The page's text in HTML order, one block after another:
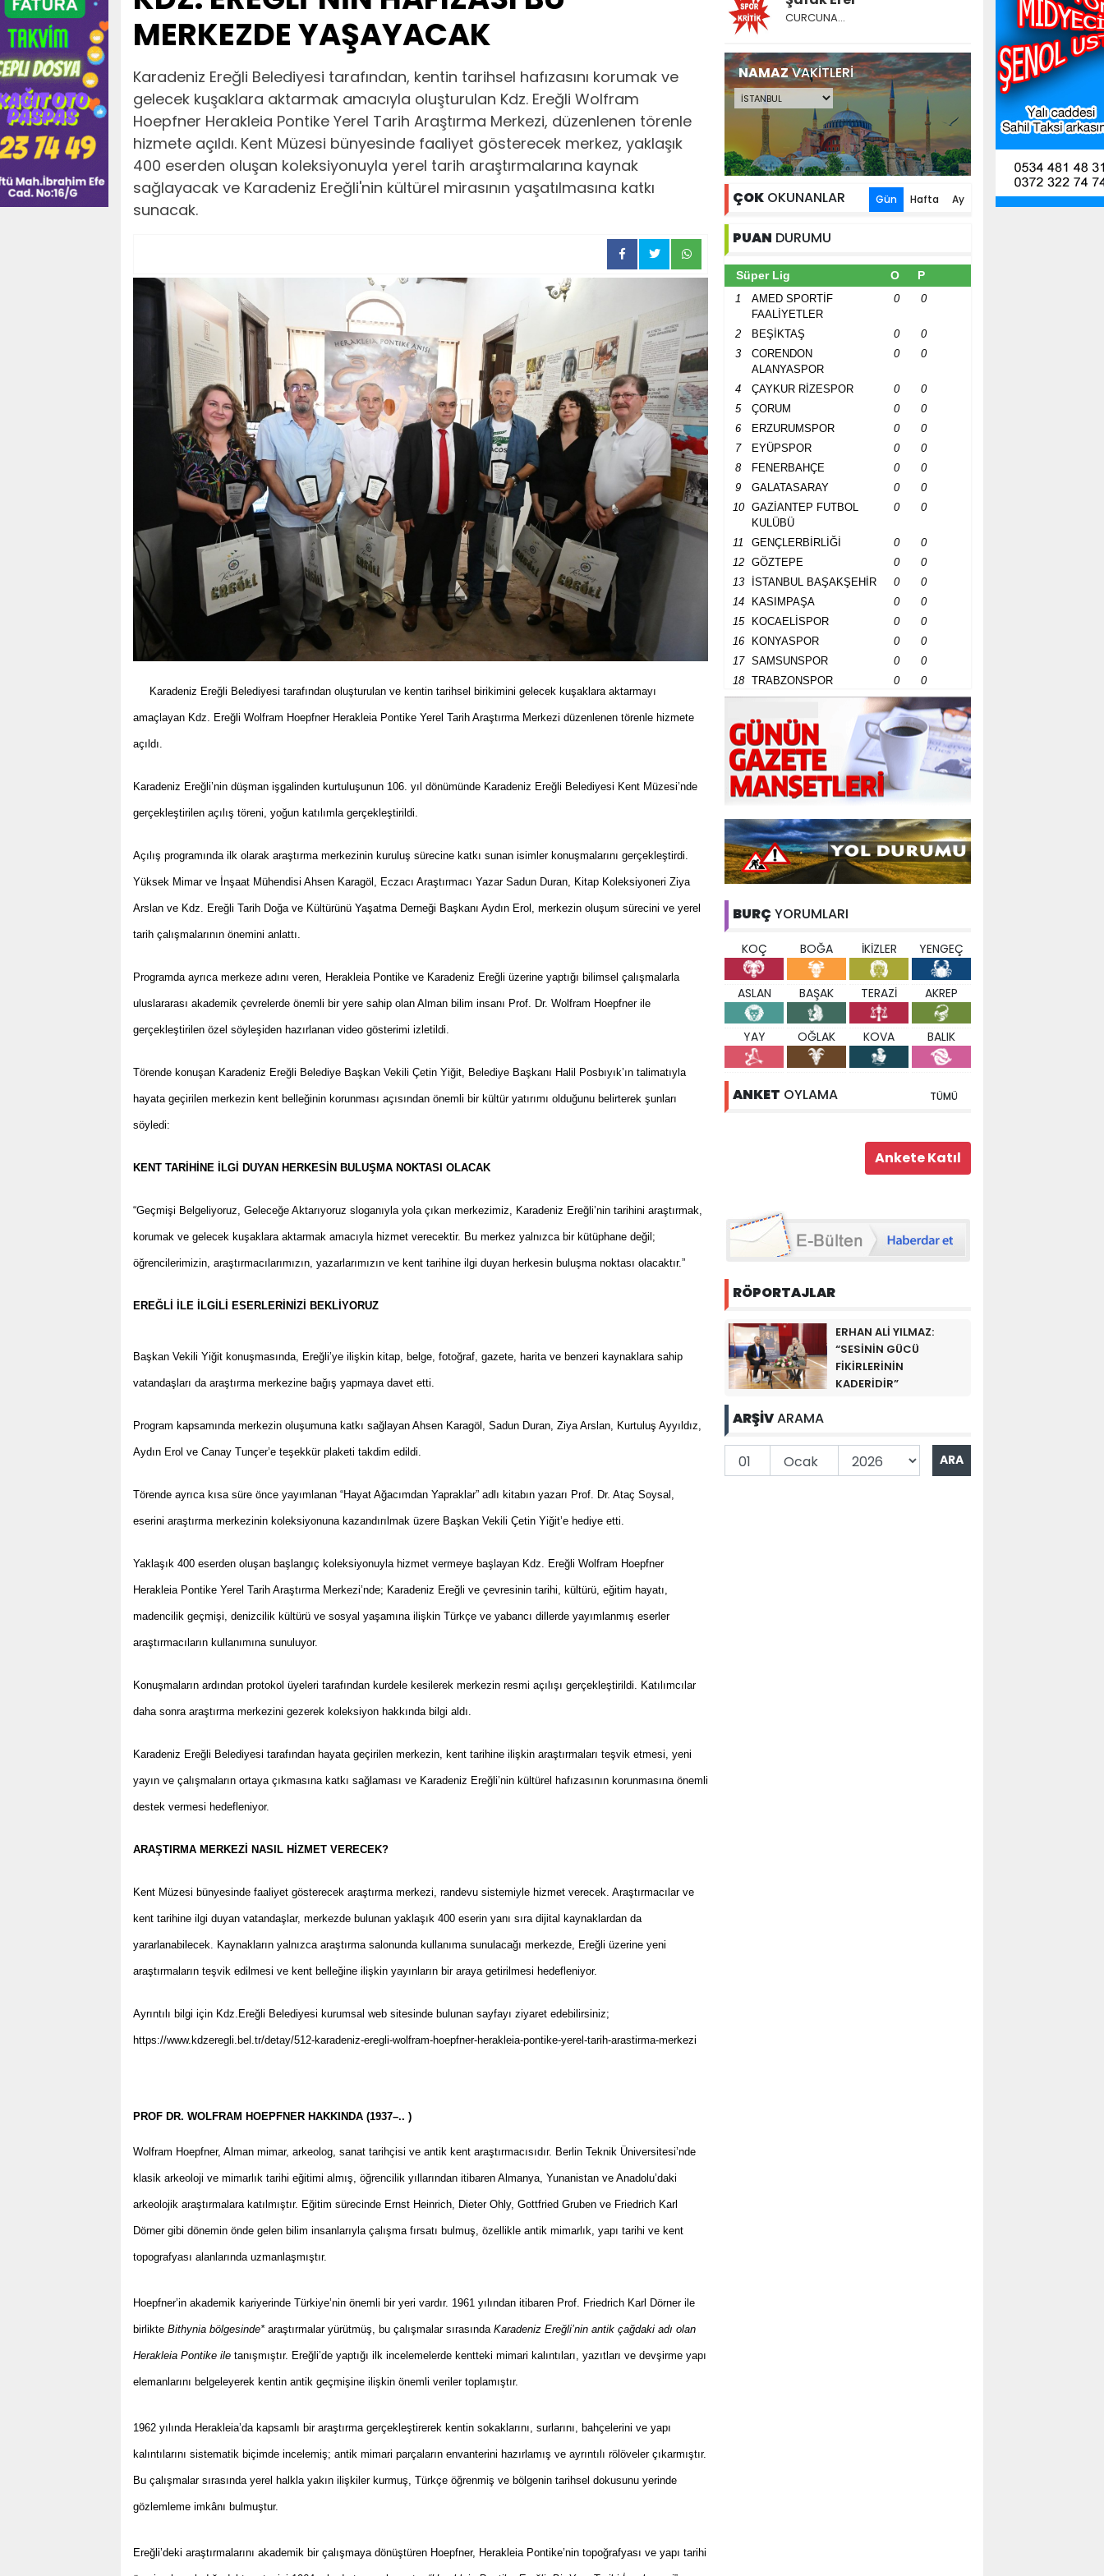
MERKEZDE YAŞAYACAK
Karadeniz Ereğli Belediyesi tarafından, kentin tarihsel hafızasını korumak ve
gelecek kuşaklara aktarmak amacıyla oluşturulan Kdz. Ereğli Wolfram
Hoepfner Herakleia Pontike Yerel Tarih Araştırma Merkezi, düzenlenen törenle
hizmete açıldı. Kent Müzesi bünyesinde faaliyet gösterecek merkez, yaklaşık
400 eserden oluşan koleksiyonuyla yerel tarih araştırmalarına kaynak
sağlayacak ve Karadeniz Ereğli'nin kültürel mirasının yaşatılmasına katkı
sunacak.
Karadeniz Ereğli Belediyesi tarafından oluşturulan ve kentin tarihsel birikimini gelecek kuşaklara aktarmayı
amaçlayan Kdz. Ereğli Wolfram Hoepfner Herakleia Pontike Yerel Tarih Araştırma Merkezi düzenlenen törenle hizmete
açıldı.
Karadeniz Ereğli’nin düşman işgalinden kurtuluşunun 106. yıl dönümünde Karadeniz Ereğli Belediyesi Kent Müzesi’nde
gerçekleştirilen açılış töreni, yoğun katılımla gerçekleştirildi.
Açılış programında ilk olarak araştırma merkezinin kuruluş sürecine katkı sunan isimler konuşmalarını gerçekleştirdi.
Yüksek Mimar ve İnşaat Mühendisi Ahsen Karagöl, Eczacı Araştırmacı Yazar Sadun Duran, Kitap Koleksiyoneri Ziya
Arslan ve Kdz. Ereğli Tarih Doğa ve Kültürünü Yaşatma Derneği Başkanı Aydın Erol, merkezin oluşum sürecini ve yerel
tarih çalışmalarının önemini anlattı.
Programda ayrıca merkeze adını veren, Herakleia Pontike ve Karadeniz Ereğli üzerine yaptığı bilimsel çalışmalarla
uluslararası akademik çevrelerde önemli bir yere sahip olan Alman bilim insanı Prof. Dr. Wolfram Hoepfner ile
gerçekleştirilen özel söyleşiden hazırlanan video gösterimi izletildi.
Törende konuşan Karadeniz Ereğli Belediye Başkan Vekili Çetin Yiğit, Belediye Başkanı Halil Posbıyık’ın talimatıyla
hayata geçirilen merkezin kent belleğinin korunması açısından önemli bir kültür yatırımı olduğunu belirterek şunları
söyledi:
KENT TARİHİNE İLGİ DUYAN HERKESİN BULUŞMA NOKTASI OLACAK
“Geçmişi Belgeliyoruz, Geleceğe Aktarıyoruz sloganıyla yola çıkan merkezimiz, Karadeniz Ereğli’nin tarihini araştırmak,
korumak ve gelecek kuşaklara aktarmak amacıyla hizmet verecektir. Bu merkez yalnızca bir kütüphane değil;
öğrencilerimizin, araştırmacılarımızın, yazarlarımızın ve kent tarihine ilgi duyan herkesin buluşma noktası olacaktır.”
EREĞLİ İLE İLGİLİ ESERLERİNİZİ BEKLİYORUZ
Başkan Vekili Yiğit konuşmasında, Ereğli’ye ilişkin kitap, belge, fotoğraf, gazete, harita ve benzeri kaynaklara sahip
vatandaşları da araştırma merkezine bağış yapmaya davet etti.
Program kapsamında merkezin oluşumuna katkı sağlayan Ahsen Karagöl, Sadun Duran, Ziya Arslan, Kurtuluş Ayyıldız,
Aydın Erol ve Canay Tunçer’e teşekkür plaketi takdim edildi.
Törende ayrıca kısa süre önce yayımlanan “Hayat Ağacımdan Yapraklar” adlı kitabın yazarı Prof. Dr. Ataç Soysal,
eserini araştırma merkezinin koleksiyonuna kazandırılmak üzere Başkan Vekili Çetin Yiğit’e hediye etti.
Yaklaşık 400 eserden oluşan başlangıç koleksiyonuyla hizmet vermeye başlayan Kdz. Ereğli Wolfram Hoepfner
Herakleia Pontike Yerel Tarih Araştırma Merkezi’nde; Karadeniz Ereğli ve çevresinin tarihi, kültürü, eğitim hayatı,
madencilik geçmişi, denizcilik kültürü ve sosyal yaşamına ilişkin Türkçe ve yabancı dillerde yayımlanmış eserler
araştırmacıların kullanımına sunuluyor.
Konuşmaların ardından protokol üyeleri tarafından kurdele kesilerek merkezin resmi açılışı gerçekleştirildi. Katılımcılar
daha sonra araştırma merkezini gezerek koleksiyon hakkında bilgi aldı.
Karadeniz Ereğli Belediyesi tarafından hayata geçirilen merkezin, kent tarihine ilişkin araştırmaları teşvik etmesi, yeni
yayın ve çalışmaların ortaya çıkmasına katkı sağlaması ve Karadeniz Ereğli’nin kültürel hafızasının korunmasına önemli
destek vermesi hedefleniyor.
ARAŞTIRMA MERKEZİ NASIL HİZMET VERECEK?
Kent Müzesi bünyesinde faaliyet gösterecek araştırma merkezi, randevu sistemiyle hizmet verecek. Araştırmacılar ve
kent tarihine ilgi duyan vatandaşlar, merkezde bulunan yaklaşık 400 eserin yanı sıra dijital kaynaklardan da
yararlanabilecek. Kaynakların yalnızca araştırma salonunda kullanıma sunulacağı merkezde, Ereğli üzerine yeni
araştırmaların teşvik edilmesi ve kent belleğine ilişkin yayınların bir araya getirilmesi hedefleniyor.
Ayrıntılı bilgi için Kdz.Ereğli Belediyesi kurumsal web sitesinde bulunan sayfayı ziyaret edebilirsiniz;
https://www.kdzeregli.bel.tr/detay/512-karadeniz-eregli-wolfram-hoepfner-herakleia-pontike-yerel-tarih-arastirma-merkezi
PROF DR. WOLFRAM HOEPFNER HAKKINDA (1937–.. )
Wolfram Hoepfner, Alman mimar, arkeolog, sanat tarihçisi ve antik kent araştırmacısıdır. Berlin Teknik Üniversitesi’nde
klasik arkeoloji ve mimarlık tarihi eğitimi almış, öğrencilik yıllarından itibaren Almanya, Yunanistan ve Anadolu’daki
arkeolojik araştırmalara katılmıştır. Eğitim sürecinde Ernst Heinrich, Dieter Ohly, Gottfried Gruben ve Friedrich Karl
Dörner gibi dönemin önde gelen bilim insanlarıyla çalışma fırsatı bulmuş, özellikle antik mimarlık, yapı tarihi ve kent
topografyası alanlarında uzmanlaşmıştır.
Hoepfner’in akademik kariyerinde Türkiye’nin önemli bir yeri vardır. 1961 yılından itibaren Prof. Friedrich Karl Dörner ile
birlikte Bithynia bölgesinde*araştırmalar yürütmüş, bu çalışmalar sırasında Karadeniz Ereğli’nin antik çağdaki adı olan
Herakleia Pontike ile tanışmıştır. Ereğli’de yaptığı ilk incelemelerde kentteki mimari kalıntıları, yazıtları ve devşirme yapı
elemanlarını belgeleyerek kentin antik geçmişine ilişkin önemli veriler toplamıştır.
1962 yılında Herakleia’da kapsamlı bir araştırma gerçekleştirerek kentin sokaklarını, surlarını, bahçelerini ve yapı
kalıntılarını sistematik biçimde incelemiş; antik mimari parçaların envanterini hazırlamış ve ayrıntılı rölöveler çıkarmıştır.
Bu çalışmalar sırasında yerel halkla yakın ilişkiler kurmuş, Türkçe öğrenmiş ve bölgenin tarihsel dokusunu yerinde
gözlemleme imkânı bulmuştur.
Ereğli’deki araştırmalarını akademik bir çalışmaya dönüştüren Hoepfner, Herakleia Pontike’nin topoğrafyası ve yapı tarihi
CURCUNA…
NAMAZVAKİTLERİ
ÇOK OKUNANLAR Gün Hafta Ay
PUAN DURUMU
Süper Lig O P
1
AMED SPORTİF
FAALİYETLER
0 0
2 BEŞİKTAŞ 0
0
3
CORENDON
ALANYASPOR
0 0
4 ÇAYKUR RİZESPOR 0
0
5
ÇORUM 0
0
6
ERZURUMSPOR 0
0
7
EYÜPSPOR 0
0
8
FENERBAHÇE 0
0
9
GALATASARAY 0
0
10
GAZİANTEP FUTBOL
KULÜBÜ
0 0
11 GENÇLERBİRLİĞİ 0
0
12
GÖZTEPE 0
0
13
İSTANBUL BAŞAKŞEHİR 0
0
14
KASIMPAŞA 0
0
15
KOCAELİSPOR 0
0
16
KONYASPOR 0
0
17
SAMSUNSPOR 0
0
18
TRABZONSPOR 0 0
BURÇ YORUMLARI
KOÇ BOĞA İKİZLER YENGEÇ
ASLAN BAŞAK TERAZİ AKREP
YAY OĞLAK KOVA BALIK
ANKET OYLAMA TÜMÜ
RÖPORTAJLAR
ERHAN ALİ YILMAZ:
“SESİNİN GÜCÜ
FİKİRLERİNİN
KADERİDİR”
ARŞİVARAMA